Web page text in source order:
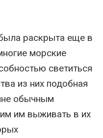
раскрыта еще в
морские
светиться
из них подобная
обычным
им выживать в их